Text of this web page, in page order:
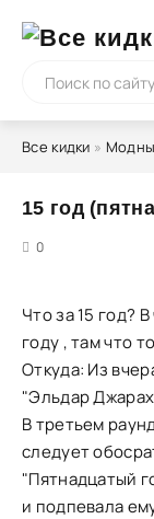
Все кидки »
15 год
0
Что за 15 год?
году , там что
Откуда: Из
"Эльдар
В третьем
следует
"Пятнадцатый
и подпевала